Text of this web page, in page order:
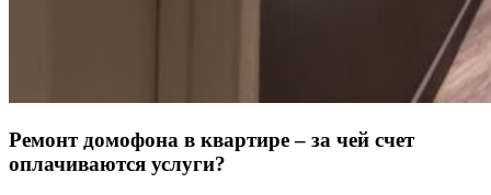
Ремонт домофона в квартире – за чей счет
оплачиваются услуги?